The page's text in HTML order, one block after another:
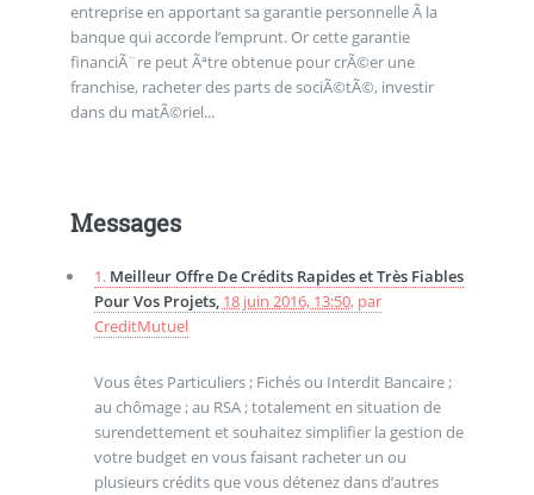
entreprise en apportant sa garantie personnelle Ã la
banque qui accorde l’emprunt. Or cette garantie
financiÃ¨re peut Ãªtre obtenue pour crÃ©er une
franchise, racheter des parts de sociÃ©tÃ©, investir
dans du matÃ©riel...
Messages
1. Meilleur Offre De Crédits Rapides et Très Fiables
Pour Vos Projets, 18 juin 2016, 13:50, par
CreditMutuel
Vous êtes Particuliers ; Fichés ou Interdit Bancaire ;
au chômage ; au RSA ; totalement en situation de
surendettement et souhaitez simplifier la gestion de
votre budget en vous faisant racheter un ou
plusieurs crédits que vous détenez dans d’autres